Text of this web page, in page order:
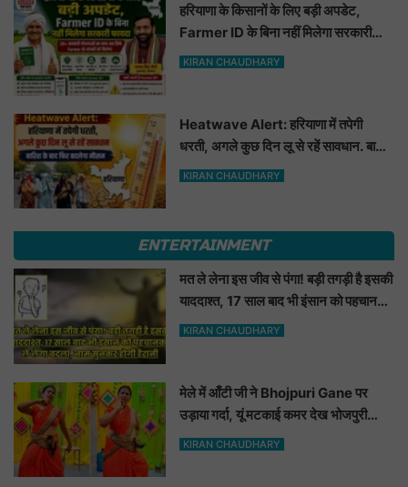
हरियाणा के किसानों के लिए बड़ी अपडेट,
Farmer ID के बिना नहीं मिलेगा सरकारी
फायदा
KIRAN CHAUDHARY
Heatwave Alert: हरियाणा में तपेगी
धरती, अगले कुछ दिन लू से रहें सावधान. बारिश
के बाद फिर बदलेगा मौसम
KIRAN CHAUDHARY
ENTERTAINMENT
मत ले लेना इस जीव से पंगा! बड़ी तगड़ी है इसकी
याददाश्त, 17 साल बाद भी इंसान को पहचानकर
ले लेगा बदला, नाम सुनकर होगी हैरानी...
KIRAN CHAUDHARY
मेले में आँटी जी ने Bhojpuri Gane पर
उड़ाया गर्दा, यूं मटकाई कमर देख भोजपुरी
हसीनाएं भी शरमाई a
KIRAN CHAUDHARY